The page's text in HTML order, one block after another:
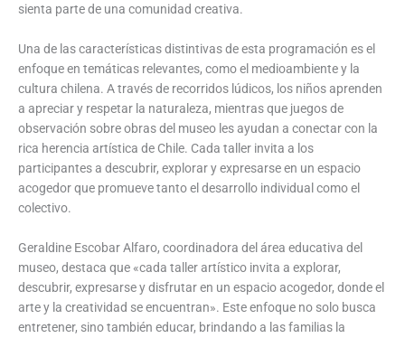
sienta parte de una comunidad creativa.
Una de las características distintivas de esta programación es el
enfoque en temáticas relevantes, como el medioambiente y la
cultura chilena. A través de recorridos lúdicos, los niños aprenden
a apreciar y respetar la naturaleza, mientras que juegos de
observación sobre obras del museo les ayudan a conectar con la
rica herencia artística de Chile. Cada taller invita a los
participantes a descubrir, explorar y expresarse en un espacio
acogedor que promueve tanto el desarrollo individual como el
colectivo.
Geraldine Escobar Alfaro, coordinadora del área educativa del
museo, destaca que «cada taller artístico invita a explorar,
descubrir, expresarse y disfrutar en un espacio acogedor, donde el
arte y la creatividad se encuentran». Este enfoque no solo busca
entretener, sino también educar, brindando a las familias la